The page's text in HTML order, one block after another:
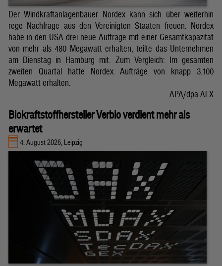
Der Windkraftanlagenbauer Nordex kann sich über weiterhin
rege Nachfrage aus den Vereinigten Staaten freuen. Nordex
habe in den USA drei neue Aufträge mit einer Gesamtkapazität
von mehr als 480 Megawatt erhalten, teilte das Unternehmen
am Dienstag in Hamburg mit. Zum Vergleich: Im gesamten
zweiten Quartal hatte Nordex Aufträge von knapp 3.100
Megawatt erhalten.
APA/dpa-AFX
Biokraftstoffhersteller Verbio verdient mehr als
erwartet
4. August 2026, Leipzig